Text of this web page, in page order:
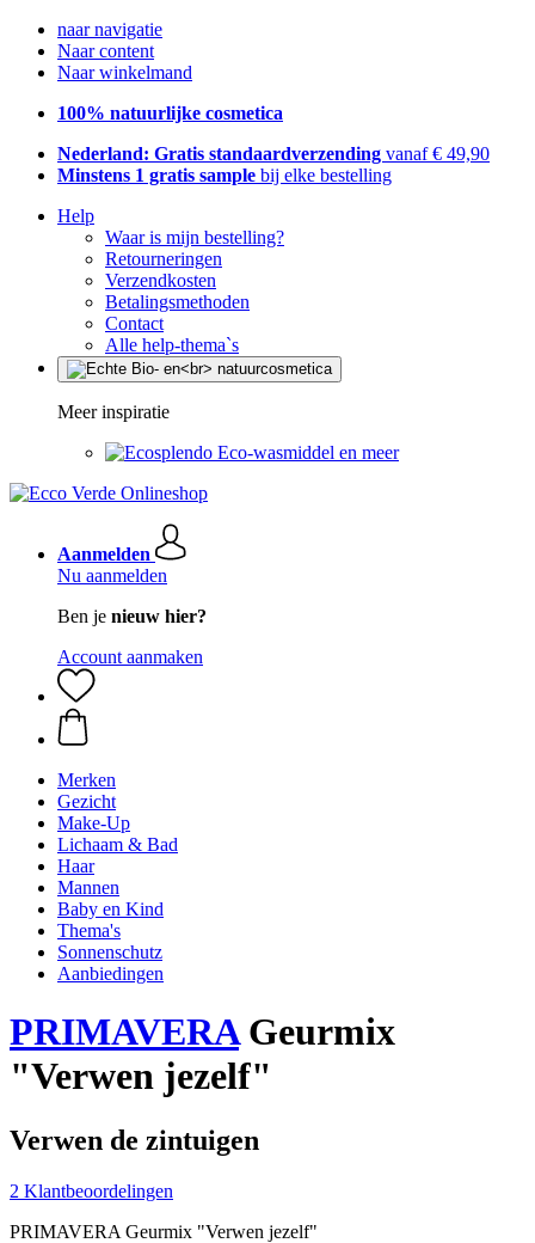
naar navigatie
Naar content
Naar winkelmand
100% natuurlijke cosmetica
Nederland: Gratis standaardverzending vanaf € 49,90
Minstens 1 gratis sample bij elke bestelling
Help
Waar is mijn bestelling?
Retourneringen
Verzendkosten
Betalingsmethoden
Contact
Alle help-thema`s
Meer inspiratie
Eco-wasmiddel en meer
Aanmelden
Nu aanmelden
Ben je nieuw hier?
Account aanmaken
Merken
Gezicht
Make-Up
Lichaam & Bad
Haar
Mannen
Baby en Kind
Thema's
Sonnenschutz
Aanbiedingen
PRIMAVERAGeurmix
"Verwen jezelf"
Verwen de zintuigen
2 Klantbeoordelingen
PRIMAVERA Geurmix "Verwen jezelf"